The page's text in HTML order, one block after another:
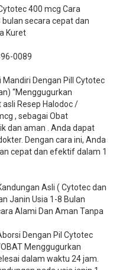
400 mcg Cara
secara cepat dan
Kuret
0089​
Dengan Pill Cytotec
“Menggugurkan
Resep Halodoc /
, sebagai Obat
dan aman . Anda dapat
Dengan cara ini, Anda
cepat dan efektif dalam 1
Asli ( Cytotec dan
Janin Usia 1-8 Bulan
Alami Dan Aman Tanpa
Dengan Pil Cytotec
Menggugurkan
dalam waktu 24 jam.